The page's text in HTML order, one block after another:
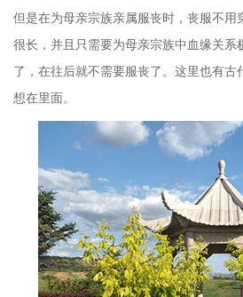
但是在为母亲宗族亲属服丧时，丧服不用
很长，并且只需要为母亲宗族中血缘关系
了，在往后就不需要服丧了。这里也有古
想在里面。